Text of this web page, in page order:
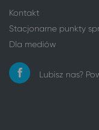
Olsztyn
Opole
Orzysz
Ostróda
Ostrołęka
Kontakt
Stacjonarne punkty
Dla mediów
Lubisz nas?